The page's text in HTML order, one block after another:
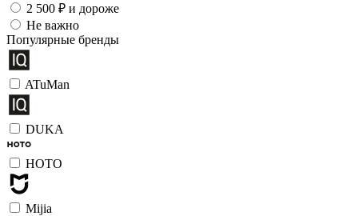
2 500 ₽ и дороже
Не важно
Популярные бренды
ATuMan
DUKA
HOTO
Mijia